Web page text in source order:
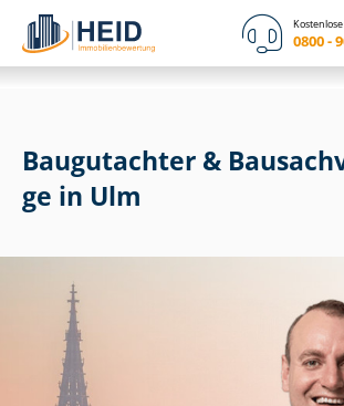
0800 -
Baugutachter &
ge in Ulm